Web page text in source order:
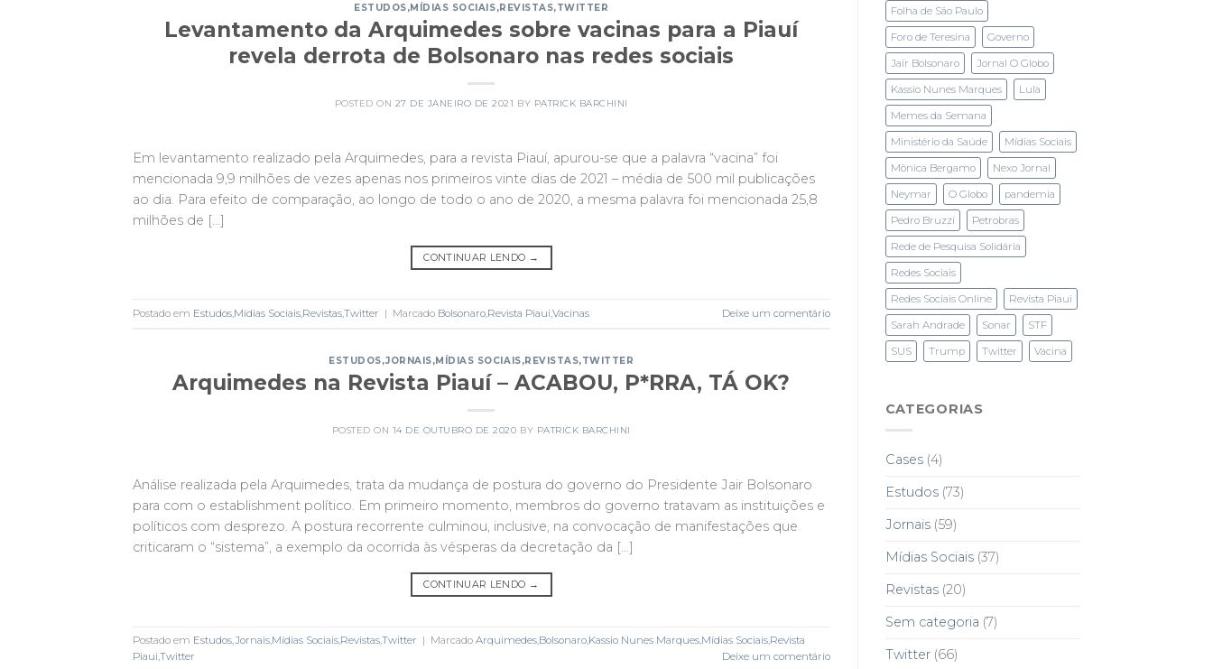
ESTUDOS,MÍDIAS SOCIAIS,REVISTAS,TWITTER
Levantamento da Arquimedes sobre vacinas para a Piauí
revela derrota de Bolsonaro nas redes sociais
POSTED ON 27 DE JANEIRO DE 2021 BY PATRICK BARCHINI
Em levantamento realizado pela Arquimedes, para a revista Piauí, apurou-se que a palavra “vacina” foi
mencionada 9,9 milhões de vezes apenas nos primeiros vinte dias de 2021 – média de 500 mil publicações
ao dia. Para efeito de comparação, ao longo de todo o ano de 2020, a mesma palavra foi mencionada 25,8
milhões de […]
CONTINUAR LENDO →
Postado em Estudos,Mídias Sociais,Revistas,Twitter | Marcado Bolsonaro,Revista Piaui,Vacinas Deixe um comentário
ESTUDOS,JORNAIS,MÍDIAS SOCIAIS,REVISTAS,TWITTER
Arquimedes na Revista Piauí – ACABOU, P*RRA, TÁ OK?
POSTED ON 14 DE OUTUBRO DE 2020 BY PATRICK BARCHINI
Análise realizada pela Arquimedes, trata da mudança de postura do governo do Presidente Jair Bolsonaro
para com o establishment político. Em primeiro momento, membros do governo tratavam as instituições e
políticos com desprezo. A postura recorrente culminou, inclusive, na convocação de manifestações que
criticaram o “sistema”, a exemplo da ocorrida às vésperas da decretação da […]
CONTINUAR LENDO →
Postado em Estudos,Jornais,Mídias Sociais,Revistas,Twitter | Marcado Arquimedes,Bolsonaro,Kassio Nunes Marques,Mídias Sociais,Revista
Piaui,Twitter Deixe um comentário
Folha de São Paulo
Foro de Teresina Governo
Jair Bolsonaro Jornal O Globo
Kassio Nunes Marques Lula
Memes da Semana
Ministério da Saúde Mídias Sociais
Mônica Bergamo Nexo Jornal
Neymar O Globo pandemia
Pedro Bruzzi Petrobras
Rede de Pesquisa Solidária
Redes Sociais
Redes Sociais Online Revista Piaui
Sarah Andrade Sonar STF
SUS Trump Twitter Vacina
CATEGORIAS
Cases(4)
Estudos(73)
Jornais(59)
Mídias Sociais(37)
Revistas(20)
Sem categoria (7)
Twitter(66)